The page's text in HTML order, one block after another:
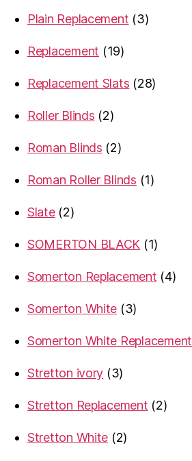
Plain Replacement
33
Replacement
1919
Replacement Slats
2828
Roller Blinds
22
Roman Blinds
22
Roman Roller Blinds
11
Slate 22
SOMERTON BLACK
11
Somerton Replacement
44
Somerton White
33
Somerton White Replacement
Stretton ivory
33
Stretton Replacement
22
Stretton White
22